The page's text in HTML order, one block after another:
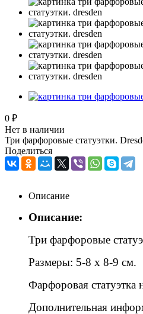
0 ₽
Нет в наличии
Три фарфоровые статуэтки.
Поделиться
Описание
Описание:
Три фарфоровые
Размеры: 5-8 х 8-9 см.
Фарфоровая статуэтка
Дополнительная